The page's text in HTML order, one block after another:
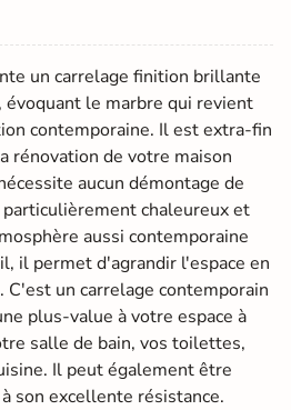
un carrelage finition brillante
le marbre qui revient
contemporaine. Il est extra-fin
rénovation de votre maison
aucun démontage de
chaleureux et
aussi contemporaine
il permet d'agrandir l'espace en
un carrelage contemporain
plus-value à votre espace à
salle de bain, vos toilettes,
Il peut également être
son excellente résistance.